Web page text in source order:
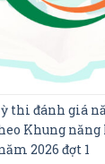
thi đánh giá
Khung năng
2026 đợt 1